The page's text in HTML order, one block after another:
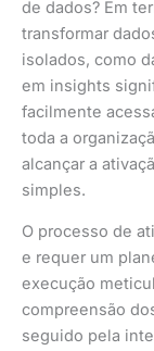
de dados? Em
transformar
isolados, como
em insights
facilmente
toda a
alcançar a
simples.
O processo de
e requer um
execução
compreensão
seguido pela